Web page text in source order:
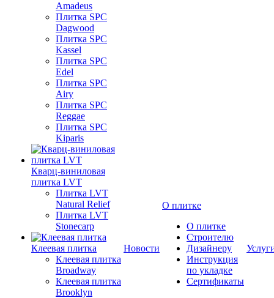
Amadeus
Плитка SPC
Dagwood
Плитка SPC
Kassel
Плитка SPC
Edel
Плитка SPC
Airy
Плитка SPC
Reggae
Плитка SPC
Kiparis
Кварц-виниловая
плитка LVT
Плитка LVT
Natural Relief
Плитка LVT
Stonecarp
Клеевая плитка
Клеевая плитка
Broadway
Клеевая плитка
Brooklyn
Новости
О плитке
О плитке
Строителю
Дизайнеру
Инструкция
по укладке
Сертификаты